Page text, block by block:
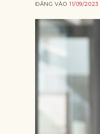
ĐĂNG VÀO11/09/2023